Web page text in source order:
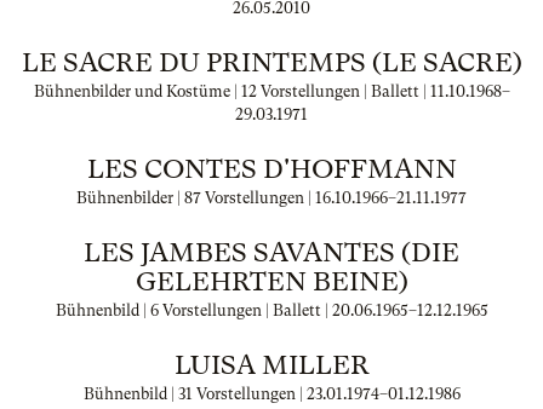
26.05.2010
LE SACRE DU PRINTEMPS (LE SACRE)
Bühnenbilder und Kostüme | 12 Vorstellungen | Ballett | 11.10.1968–
29.03.1971
LES CONTES D'HOFFMANN
Bühnenbilder | 87 Vorstellungen | 16.10.1966–21.11.1977
LES JAMBES SAVANTES (DIE
GELEHRTEN BEINE)
Bühnenbild | 6 Vorstellungen | Ballett | 20.06.1965–12.12.1965
LUISA MILLER
Bühnenbild | 31 Vorstellungen | 23.01.1974–01.12.1986